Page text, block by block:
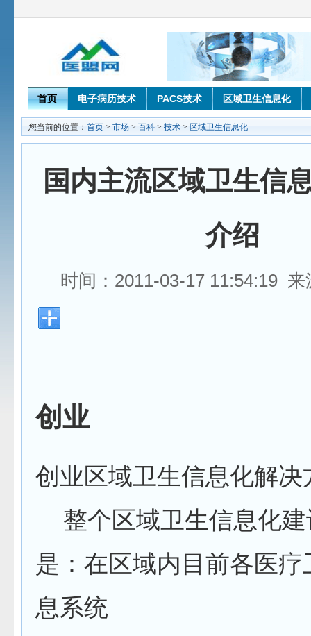
首页 电子病历技术 PACS技术 区域卫生信息化
您当前的位置： 首页 > 市场 > 百科 > 技术 > 区域卫生信息化
国内主流区域卫生信
介绍
时间：2011-03-17 11:54:19
创业
创业区域卫生信息化解决
整个区域卫生信息化
是：在区域内目前各医疗
息系统